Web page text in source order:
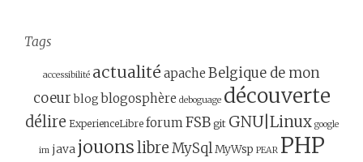
Tags
accessibilité actualité apache Belgique de mon
coeurblogblogosphère deboguage découverte
délire ExperienceLibre forumFSB git GNU|Linux google
im javajouonslibreMySqlMyWsp PEAR PHP